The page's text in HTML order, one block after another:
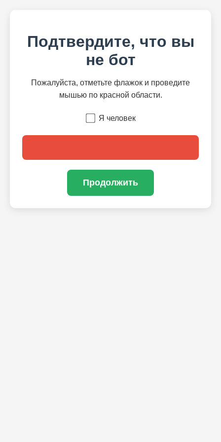
Подтвердите, что вы
не бот
Пожалуйста, отметьте флажок и проведите
мышью по красной области.
Я человек
Продолжить